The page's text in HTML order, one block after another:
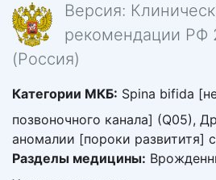
Версия:
рекомендации РФ
(Россия)
Категории МКБ: Spina bifida
позвоночного канала] (Q05),
аномалии [пороки развититя]
Разделы медицины: